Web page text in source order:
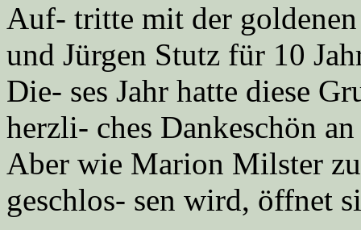
Auf- tritte mit der
und Jürgen Stutz für 10
Die- ses Jahr hatte diese
herzli- ches Dankeschön
Aber wie Marion Milster
geschlos- sen wird, öffnet